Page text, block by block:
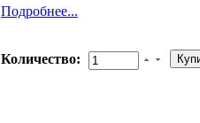
Подробнее...
Количество: